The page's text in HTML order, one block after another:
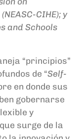
CIHE); y
and Schools
“principios”
de “Self-
en donde sus
gobernarse
y
surge de la